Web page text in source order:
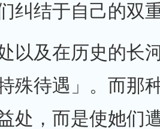
纠结于自己的双
以及在历史的长
殊待遇」。而那
处，而是使她们